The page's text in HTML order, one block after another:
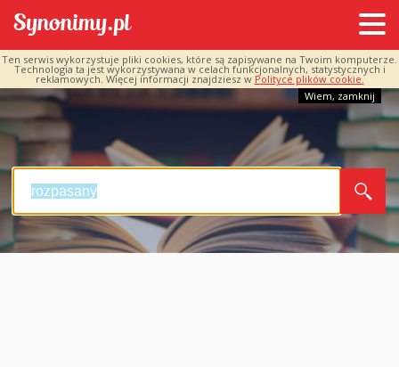
Ten serwis wykorzystuje pliki cookies, które są zapisywane na Twoim komputerze.
Technologia ta jest wykorzystywana w celach funkcjonalnych, statystycznych i
reklamowych. Więcej informacji znajdziesz w Polityce plików cookie.
Wiem, zamknij